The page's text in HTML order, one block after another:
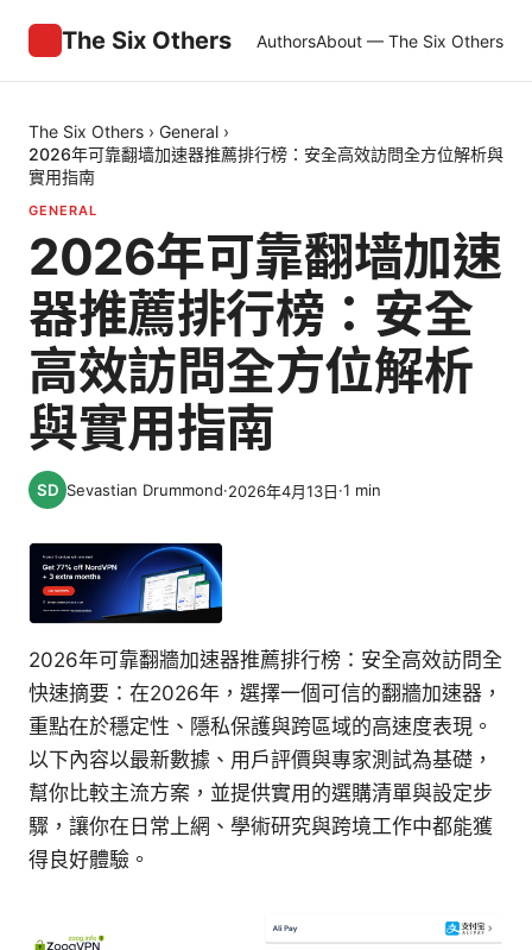
The Six Others AuthorsAbout — The Six Others
The Six Others › General ›
2026年可靠翻墙加速器推薦排行榜：安全高效訪問全方位解析與
實用指南
GENERAL
2026年可靠翻墙加速
器推薦排行榜：安全
高效訪問全方位解析
與實用指南
Sevastian Drummond·2026年4月13日·1 min
2026年可靠翻牆加速器推薦排行榜：安全高效訪問全
快速摘要：在2026年，選擇一個可信的翻牆加速器，
重點在於穩定性、隱私保護與跨區域的高速度表現。
以下內容以最新數據、用戶評價與專家測試為基礎，
幫你比較主流方案，並提供實用的選購清單與設定步
驟，讓你在日常上網、學術研究與跨境工作中都能獲
得良好體驗。